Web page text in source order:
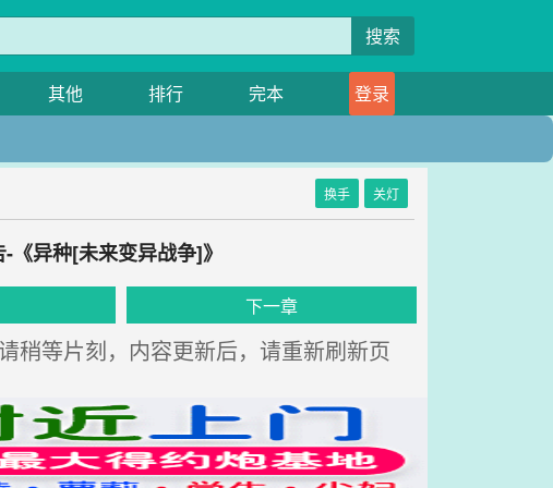
搜索
其他 排行 完本
登录
换手 关灯
异种[未来变异战争]》
下一章
稍等片刻，内容更新后，请重新刷新页